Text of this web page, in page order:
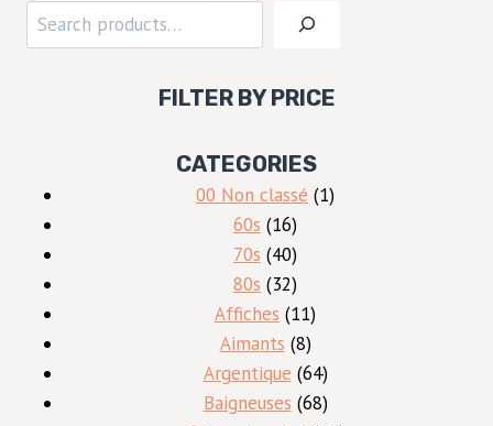
Rechercher
FILTER BY PRICE
CATEGORIES
00 Non classé 11
60s 1616
produits
70s 4040
produits
80s 3232
produits
Affiches 1111
produits
Aimants 88
produits
Argentique 6464
produits
Baigneuses 6868